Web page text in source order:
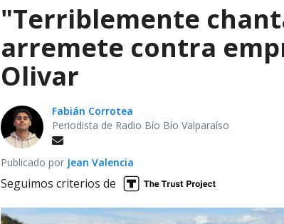
"Terriblemente
arremete contra
Olivar
Fabián Corrotea
Periodista de Radio Bío Bío Valparaíso
Publicado por Jean Valencia
Seguimos criterios de